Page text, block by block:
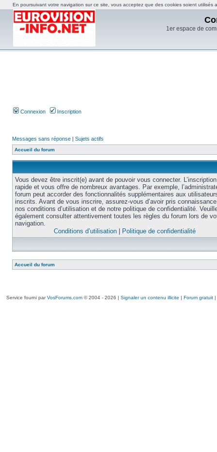
1er espace de
Connexion Inscription
Messages sans réponse | Sujets actifs
Accueil du forum
Vous devez être inscrit(e) avant de pouvoir vous connecter.
rapide et vous offre de nombreux avantages. Par exemple,
forum peut accorder des fonctionnalités supplémentaires aux
inscrits. Avant de vous inscrire, assurez-vous d’avoir pris
nos conditions d’utilisation et de notre politique de confidentialité.
également consulter attentivement toutes les règles du forum lors de
navigation.
Conditions d’utilisation
Politique de confidentialité
Accueil du forum
Service fourni parVosForums.com© 2004 - 2026 | Signaler un contenu illicite | Forum gratuit|
En poursuivant votre navigation sur ce site, vous acceptez que des cookies soient